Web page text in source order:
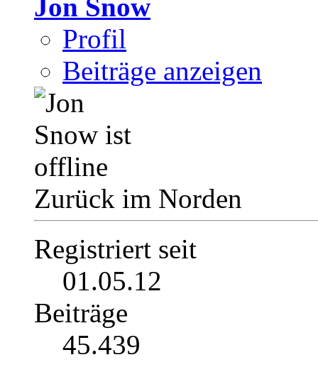
Jon Snow
Profil
Beiträge anzeigen
Zurück im Norden
Registriert seit
01.05.12
Beiträge
45.439